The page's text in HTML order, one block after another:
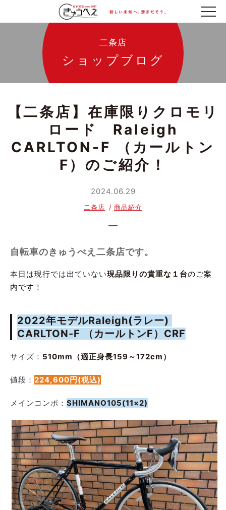
二条店
ショップブログ
【二条店】在庫限りクロモリ
ロード Raleigh
CARLTON-F （カールトン
F）のご紹介！
2024.06.29
二条店 商品紹介
自転車のきゅうべえ二条店です。
本日は現行では出ていない現品限りの貴重な１台のご案
内です ！
2022年モデルRaleigh(ラレー)
CARLTON-F （カールトンF）CRF
サイズ： 510mm（適正身長159～172cm）
値段： 224,600円(税込)
メインコンポ： SHIMANO105(11×2)